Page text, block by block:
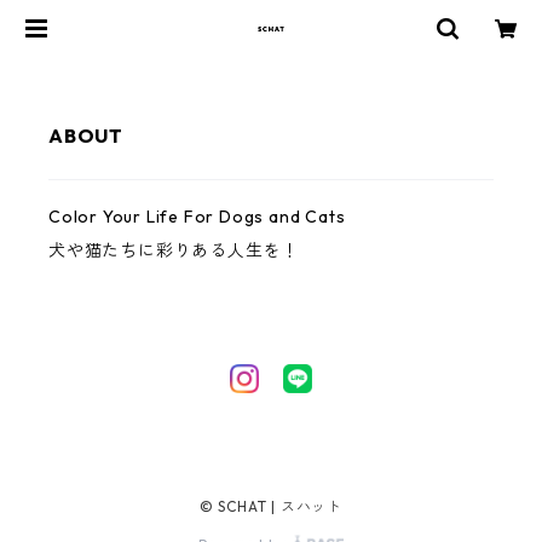
ABOUT
Color Your Life For Dogs and Cats
犬や猫たちに彩りある人生を！
© SCHAT | スハット